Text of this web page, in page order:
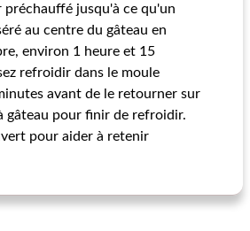
préchauffé jusqu'à ce qu'un
au centre du gâteau en
environ 1 heure et 15
refroidir dans le moule
avant de le retourner sur
gâteau pour finir de refroidir.
pour aider à retenir